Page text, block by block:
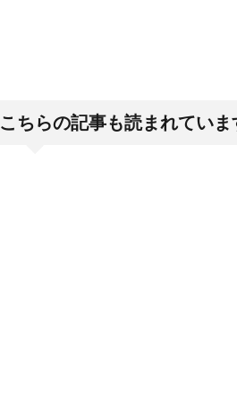
こちらの記事も読まれていま